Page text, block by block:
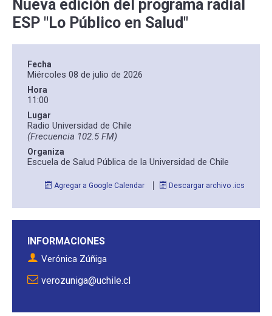
PUBLICACIONES
BIBLIOTECA
PLATAFORMA EDUCATIVA
Nueva edición del programa radial
ESP "Lo Público en Salud"
INFORMACIONES
Verónica Zúñiga
verozuniga@uchile.cl
Fecha
Miércoles 08 de julio de 2026
Hora
11:00
Lugar
Radio Universidad de Chile
(Frecuencia 102.5 FM)
Organiza
Escuela de Salud Pública de la Universidad de Chile
Agregar a Google Calendar Descargar archivo .ics